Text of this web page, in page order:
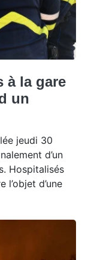
à la gare
un
jeudi 30
d’un
Hospitalisés
d’une